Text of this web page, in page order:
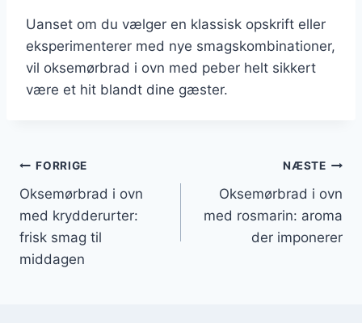
Uanset om du vælger en klassisk opskrift eller
eksperimenterer med nye smagskombinationer,
vil oksemørbrad i ovn med peber helt sikkert
være et hit blandt dine gæster.
Indlægsnavigation
FORRIGE
Oksemørbrad i ovn
med krydderurter:
frisk smag til
middagen
NÆSTE
Oksemørbrad i ovn
med rosmarin: aroma
der imponerer